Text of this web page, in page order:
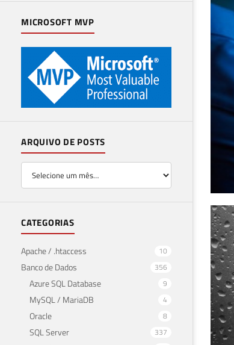
MICROSOFT MVP
ARQUIVO DE POSTS
CATEGORIAS
Apache / .htaccess 10
Banco de Dados 356
Azure SQL Database 9
MySQL / MariaDB 4
Oracle 8
SQL Server 337